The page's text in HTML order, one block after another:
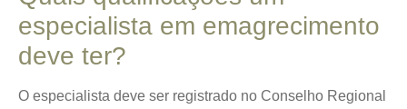
especialista em emagrecimento
deve ter?
O especialista deve ser registrado no Conselho Regional